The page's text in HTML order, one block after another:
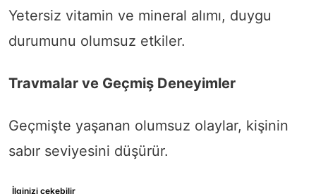
Yetersiz vitamin ve mineral alımı, duygu
durumunu olumsuz etkiler.
Travmalar ve Geçmiş Deneyimler
Geçmişte yaşanan olumsuz olaylar, kişinin
sabır seviyesini düşürür.
İlginizi çekebilir